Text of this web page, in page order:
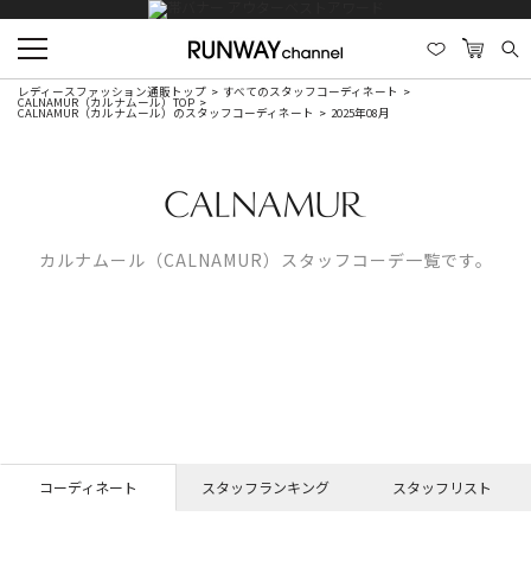
レディースファッション通販トップ すべてのスタッフコーディネート
CALNAMUR（カルナムール）TOP
CALNAMUR（カルナムール）のスタッフコーディネート 2025年08月
カルナムール（CALNAMUR）スタッフコーデ一覧です。
コーディネート スタッフランキング スタッフリスト